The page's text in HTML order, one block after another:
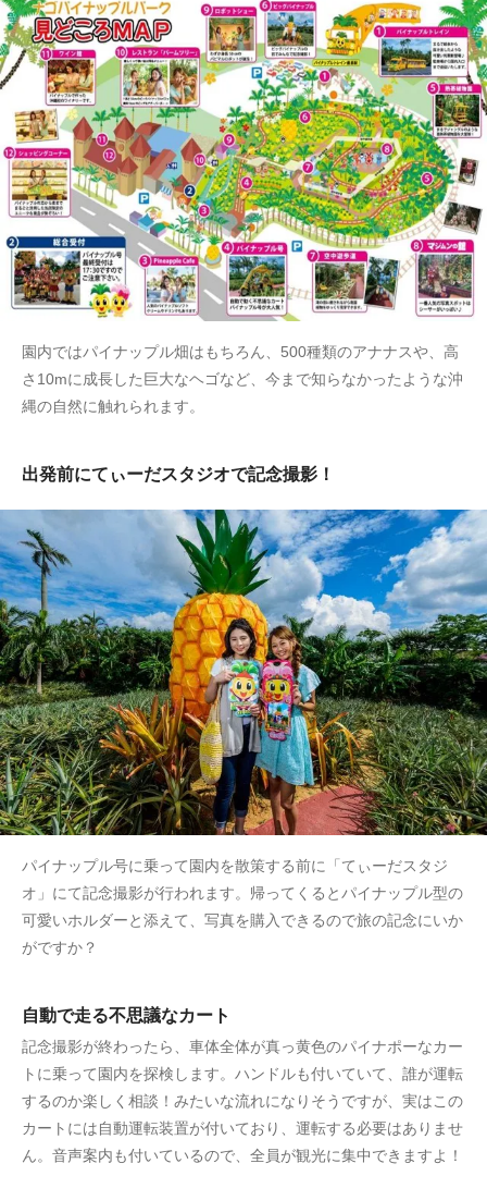
園内ではパイナップル畑はもちろん、500種類のアナナスや、高
さ10mに成長した巨大なヘゴなど、今まで知らなかったような沖
縄の自然に触れられます。
出発前にてぃーだスタジオで記念撮影！
パイナップル号に乗って園内を散策する前に「てぃーだスタジ
オ」にて記念撮影が行われます。帰ってくるとパイナップル型の
可愛いホルダーと添えて、写真を購入できるので旅の記念にいか
がですか？
自動で走る不思議なカート
記念撮影が終わったら、車体全体が真っ黄色のパイナポーなカー
トに乗って園内を探検します。ハンドルも付いていて、誰が運転
するのか楽しく相談！みたいな流れになりそうですが、実はこの
カートには自動運転装置が付いており、運転する必要はありませ
ん。音声案内も付いているので、全員が観光に集中できますよ！